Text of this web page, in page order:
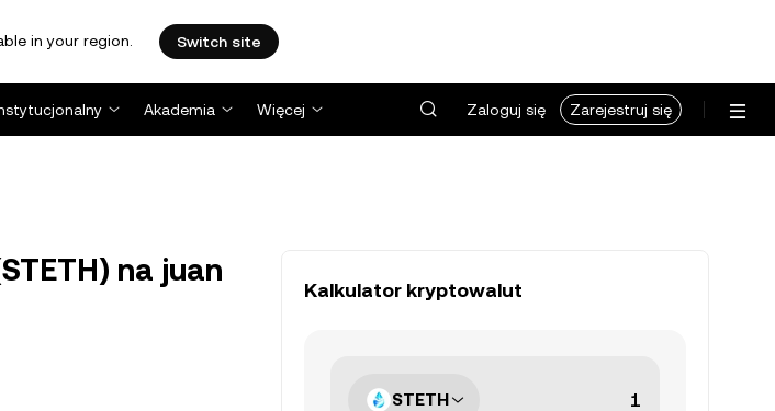
in your region. Switch site
Akademia Więcej Zaloguj się Zarejestruj się
na juan
Kalkulator kryptowalut
STETH